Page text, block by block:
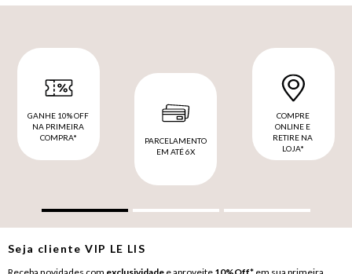
GANHE 10% OFF
NA PRIMEIRA
COMPRA*
PARCELAMENTO
EM ATÉ 6X
COMPRE
ONLINE E
RETIRE NA
LOJA*
Seja clienteVIP LE LIS